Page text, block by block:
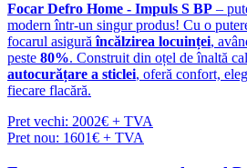
Focar Defro Home - Impuls S BP –
modern într-un singur produs! Cu o
focarul asigurăîncălzirea locuinței,
peste 80%. Construit din oțel de înaltă
autocurățare a sticlei, oferă confort,
fiecare flacără.
Pret vechi: 2002€ + TVA
Pret nou: 1601€ + TVA